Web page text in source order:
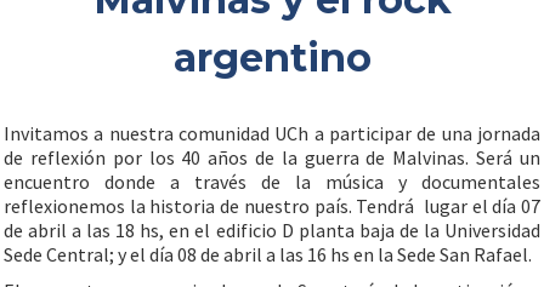
argentino
Invitamos a nuestra comunidad UCh a participar de una jornada
de reflexión por los 40 años de la guerra de Malvinas. Será un
encuentro donde a través de la música y documentales
reflexionemos la historia de nuestro país. Tendrá lugar el día 07
de abril a las 18 hs, en el edificio D planta baja de la Universidad
Sede Central; y el día 08 de abril a las 16 hs en la Sede San Rafael.